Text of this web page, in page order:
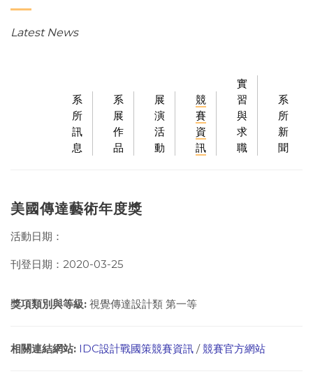
Latest News
系
所
訊
息
系
展
作
品
展
演
活
動
競
賽
資
訊
實
習
與
求
職
系
所
新
聞
美國傳達藝術年度獎
活動日期：
刊登日期：2020-03-25
獎項類別與等級: 視覺傳達設計類 第一等
相關連結網站: IDC設計戰國策競賽資訊 /競賽官方網站